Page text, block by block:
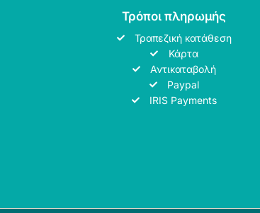
Τρόποι πληρωμής
Τραπεζική κατάθεση
Κάρτα
Αντικαταβολή
Paypal
IRIS Payments